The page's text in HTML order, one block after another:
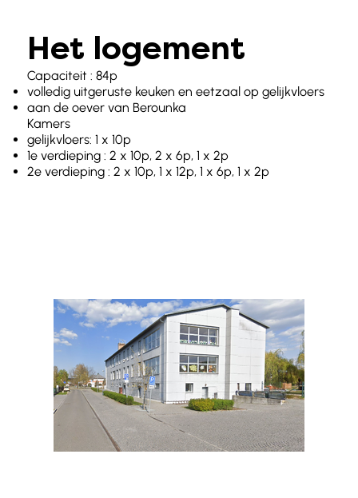
Het logement
Capaciteit : 84p
volledig uitgeruste keuken en eetzaal op gelijkvloers
aan de oever van Berounka
Kamers
gelijkvloers: 1 x 10p
1e verdieping : 2 x 10p, 2 x 6p, 1 x 2p
2e verdieping : 2 x 10p, 1 x 12p, 1 x 6p, 1 x 2p